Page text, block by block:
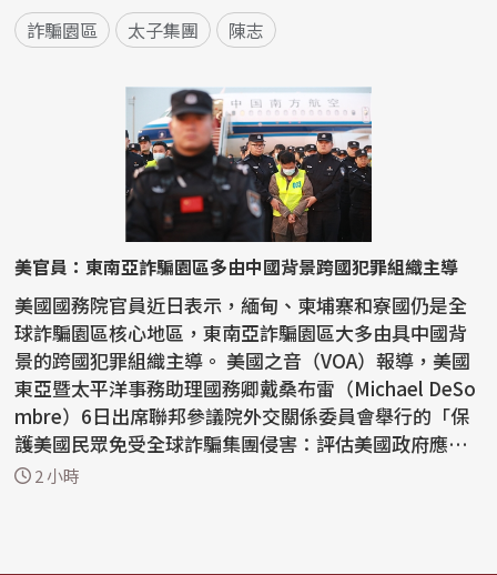
詐騙園區 太子集團 陳志
美官員：東南亞詐騙園區多由中國背景跨國犯罪組織主導
美國國務院官員近日表示，緬甸、柬埔寨和寮國仍是全
球詐騙園區核心地區，東南亞詐騙園區大多由具中國背
景的跨國犯罪組織主導。 美國之音（VOA）報導，美國
東亞暨太平洋事務助理國務卿戴桑布雷（Michael DeSo
mbre）6日出席聯邦參議院外交關係委員會舉行的「保
護美國民眾免受全球詐騙集團侵害：評估美國政府應對
措施...
2 小時